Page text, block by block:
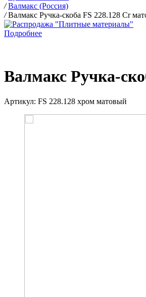
/ Валмакс (Россия)
/ Валмакс Ручка-скоба FS 228.128 Cr
Подробнее
Валмакс Ручка-
Артикул: FS 228.128 хром матовый